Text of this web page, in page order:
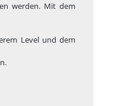
werden. Mit dem
Level und dem